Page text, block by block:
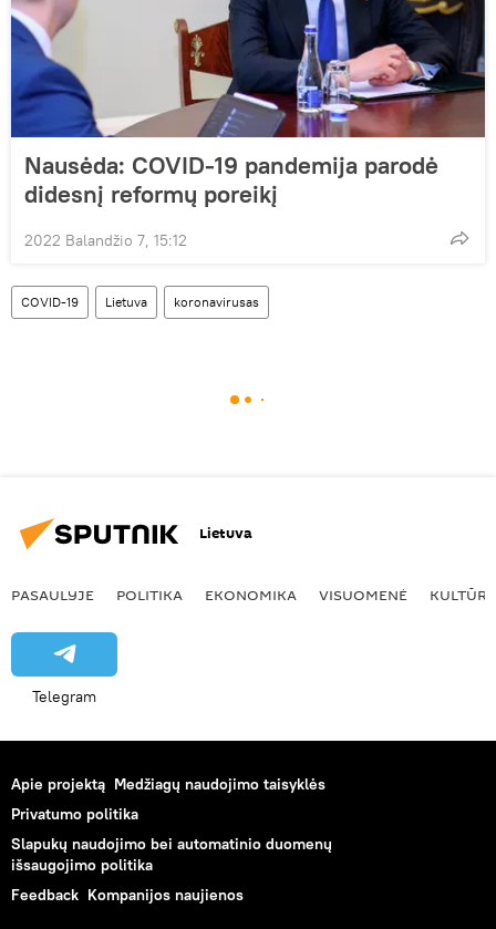
Nausėda: COVID-19 pandemija parodė
didesnį reformų poreikį
2022 Balandžio 7, 15:12
COVID-19 Lietuva koronavirusas
Lietuva
PASAULYJE POLITIKA EKONOMIKA VISUOMENĖ KULTŪRA
Telegram
Apie projektą Medžiagų naudojimo taisyklės
Privatumo politika
Slapukų naudojimo bei automatinio duomenų
išsaugojimo politika
Feedback Kompanijos naujienos